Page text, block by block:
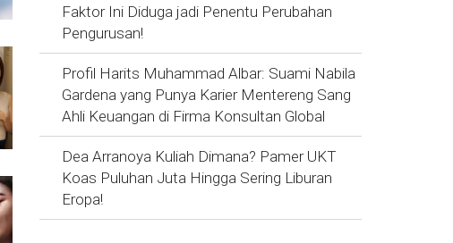
Faktor Ini Diduga jadi Penentu Perubahan
Pengurusan!
Profil Harits Muhammad Albar: Suami Nabila
Gardena yang Punya Karier Mentereng Sang
Ahli Keuangan di Firma Konsultan Global
Dea Arranoya Kuliah Dimana? Pamer UKT
Koas Puluhan Juta Hingga Sering Liburan
Eropa!